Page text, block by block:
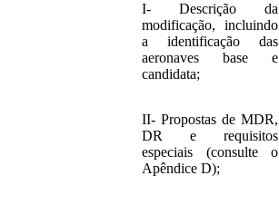
I- Descrição da
modificação, incluindo
a identificação das
aeronaves base e
candidata;
II- Propostas de MDR,
DR e requisitos
especiais (consulte o
Apêndice D);